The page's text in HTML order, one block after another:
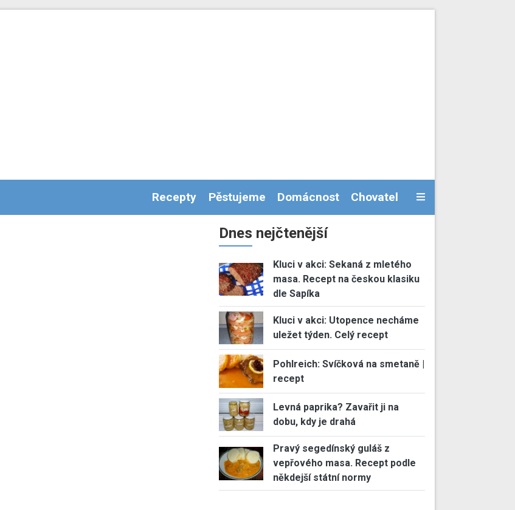
Recepty Pěstujeme Domácnost Chovatel
Dnes nejčtenější
Kluci v akci: Sekaná z mletého
masa. Recept na českou klasiku
dle Sapíka
Kluci v akci: Utopence necháme
uležet týden. Celý recept
Pohlreich: Svíčková na smetaně |
recept
Levná paprika? Zavařit ji na
dobu, kdy je drahá
Pravý segedínský guláš z
vepřového masa. Recept podle
někdejší státní normy